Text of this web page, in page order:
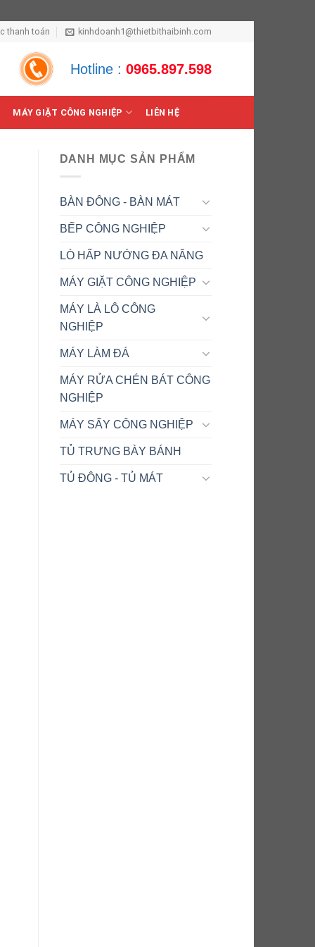
thanh toán kinhdoanh1@thietbithaibinh.com
Hotline : 0965.897.598
MÁY GIẶT CÔNG NGHIỆP LIÊN HỆ
DANH MỤC SẢN PHẨM
BÀN ĐÔNG - BÀN MÁT
BẾP CÔNG NGHIỆP
LÒ HẤP NƯỚNG ĐA NĂNG
MÁY GIẶT CÔNG NGHIỆP
MÁY LÀ LÔ CÔNG
NGHIỆP
MÁY LÀM ĐÁ
MÁY RỬA CHÉN BÁT CÔNG
NGHIỆP
MÁY SẤY CÔNG NGHIỆP
TỦ TRƯNG BÀY BÁNH
TỦ ĐÔNG - TỦ MÁT